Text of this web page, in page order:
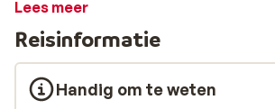
gerechten en wil je een keer à la carte
in de pizzeria, die gedurende het
is. Voor een hapje en een drankje
Lees meer
Reisinformatie
Handig om te weten